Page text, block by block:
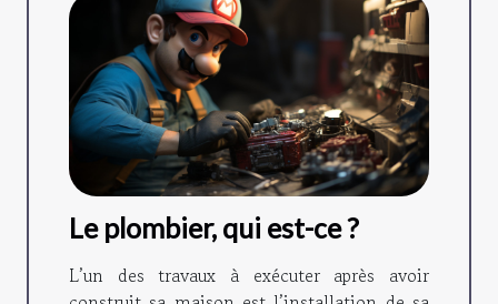
Le plombier, qui est-ce ?
L’un des travaux à exécuter après avoir